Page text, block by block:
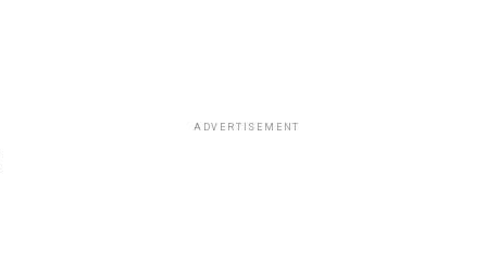
ADVERTISEMENT